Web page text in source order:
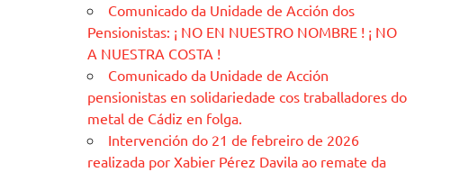
Comunicado da Unidade de Acción dos
Pensionistas: ¡ NO EN NUESTRO NOMBRE ! ¡ NO
A NUESTRA COSTA !
Comunicado da Unidade de Acción
pensionistas en solidariedade cos traballadores do
metal de Cádiz en folga.
Intervención do 21 de febreiro de 2026
realizada por Xabier Pérez Davila ao remate da